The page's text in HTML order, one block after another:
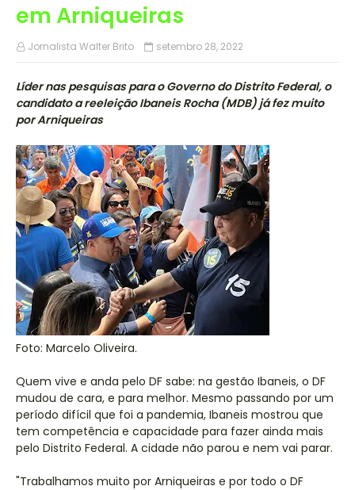
em Arniqueiras
Jornalista Walter Brito setembro 28, 2022
Líder nas pesquisas para o Governo do Distrito Federal, o
candidato a reeleição Ibaneis Rocha (MDB) já fez muito
por Arniqueiras
Foto: Marcelo Oliveira.
Quem vive e anda pelo DF sabe: na gestão Ibaneis, o DF
mudou de cara, e para melhor. Mesmo passando por um
período difícil que foi a pandemia, Ibaneis mostrou que
tem competência e capacidade para fazer ainda mais
pelo Distrito Federal. A cidade não parou e nem vai parar.
"Trabalhamos muito por Arniqueiras e por todo o DF